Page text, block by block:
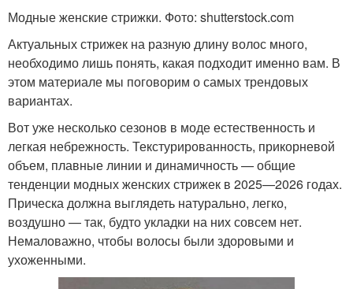
Модные женские стрижки. Фото: shutterstock.com
Актуальных стрижек на разную длину волос много,
необходимо лишь понять, какая подходит именно вам. В
этом материале мы поговорим о самых трендовых
вариантах.
Вот уже несколько сезонов в моде естественность и
легкая небрежность. Текстурированность, прикорневой
объем, плавные линии и динамичность — общие
тенденции модных женских стрижек в 2025—2026 годах.
Прическа должна выглядеть натурально, легко,
воздушно — так, будто укладки на них совсем нет.
Немаловажно, чтобы волосы были здоровыми и
ухоженными.